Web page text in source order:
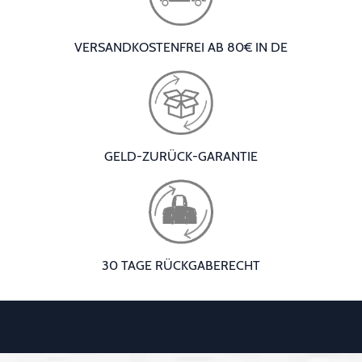
VERSANDKOSTENFREI AB 80€ IN DE
GELD-ZURÜCK-GARANTIE
30 TAGE RÜCKGABERECHT